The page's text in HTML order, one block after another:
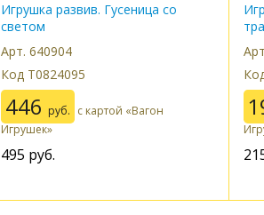
Игрушка развив. Гусеница со
светом
Арт. 640904
Код Т0824095
446 руб. с картой «Вагон
Игрушек»
495 руб.